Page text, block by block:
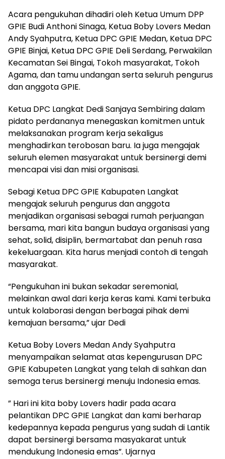
Acara pengukuhan dihadiri oleh Ketua Umum DPP
GPIE Budi Anthoni Sinaga, Ketua Boby Lovers Medan
Andy Syahputra, Ketua DPC GPIE Medan, Ketua DPC
GPIE Binjai, Ketua DPC GPIE Deli Serdang, Perwakilan
Kecamatan Sei Bingai, Tokoh masyarakat, Tokoh
Agama, dan tamu undangan serta seluruh pengurus
dan anggota GPIE.
Ketua DPC Langkat Dedi Sanjaya Sembiring dalam
pidato perdananya menegaskan komitmen untuk
melaksanakan program kerja sekaligus
menghadirkan terobosan baru. Ia juga mengajak
seluruh elemen masyarakat untuk bersinergi demi
mencapai visi dan misi organisasi.
Sebagi Ketua DPC GPIE Kabupaten Langkat
mengajak seluruh pengurus dan anggota
menjadikan organisasi sebagai rumah perjuangan
bersama, mari kita bangun budaya organisasi yang
sehat, solid, disiplin, bermartabat dan penuh rasa
kekeluargaan. Kita harus menjadi contoh di tengah
masyarakat.
“Pengukuhan ini bukan sekadar seremonial,
melainkan awal dari kerja keras kami. Kami terbuka
untuk kolaborasi dengan berbagai pihak demi
kemajuan bersama,” ujar Dedi
Ketua Boby Lovers Medan Andy Syahputra
menyampaikan selamat atas kepengurusan DPC
GPIE Kabupeten Langkat yang telah di sahkan dan
semoga terus bersinergi menuju Indonesia emas.
” Hari ini kita boby Lovers hadir pada acara
pelantikan DPC GPIE Langkat dan kami berharap
kedepannya kepada pengurus yang sudah di Lantik
dapat bersinergi bersama masyakarat untuk
mendukung Indonesia emas”. Ujarnya